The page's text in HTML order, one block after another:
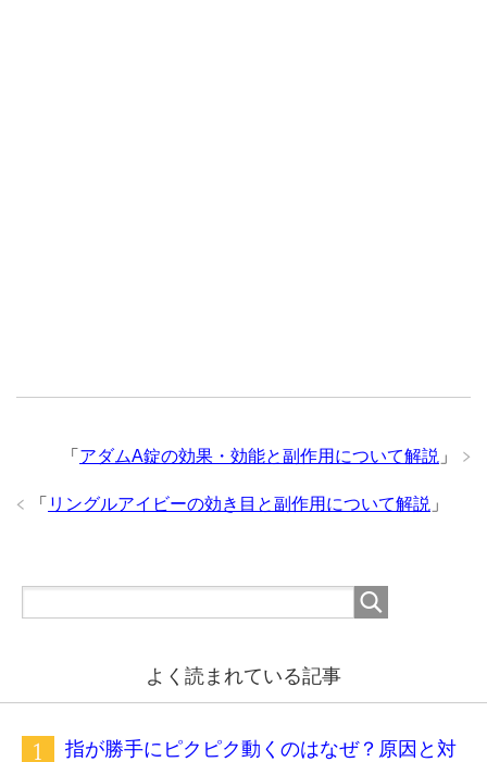
「 アダムA錠の効果・効能と副作用について解説 」
「 リングルアイビーの効き目と副作用について解説 」
よく読まれている記事
指が勝手にピクピク動くのはなぜ？原因と対